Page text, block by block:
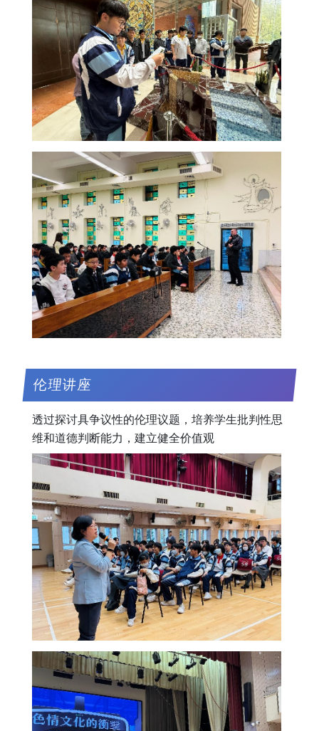
伦理讲座
透过探讨具争议性的伦理议题，培养学生批判性思
维和道德判断能力，建立健全价值观